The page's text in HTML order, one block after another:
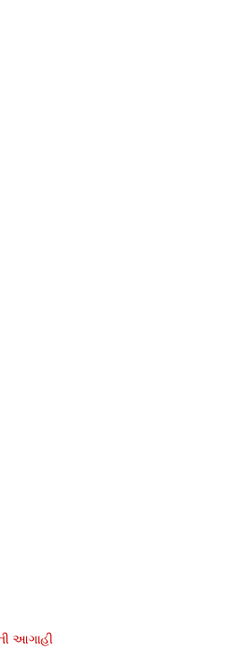
આગાહી